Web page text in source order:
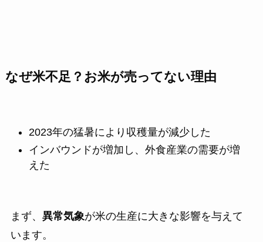
なぜ米不足？お米が売ってない理由
2023年の猛暑により収穫量が減少した
インバウンドが増加し、外食産業の需要が増
えた
まず、 異常気象が米の生産に大きな影響を与えて
います。